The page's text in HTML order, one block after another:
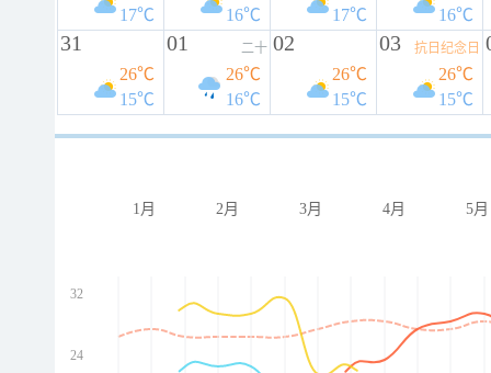
17℃
16℃
17℃
16℃
31
26℃
15℃
01 二十
26℃
16℃
02
26℃
15℃
03 抗日纪念日
26℃
15℃
1月 2月 3月 4月 5月
32
24